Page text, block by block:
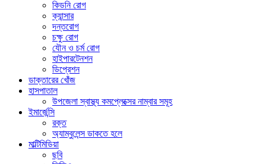
কিডনি রোগ
ক্যান্সার
দন্তরোগ
চক্ষু রোগ
যৌন ও চর্ম রোগ
হাইপারটেনশন
ডিপ্রেশন
ডাক্তারের খোঁজ
হাসপাতাল
উপজেলা স্বাস্থ্য কমপ্লেক্সের নাম্বার সমূহ
ইমার্জেন্সি
রক্ত
অ্যাম্বুলেন্স ডাকতে হলে
মাল্টিমিডিয়া
ছবি